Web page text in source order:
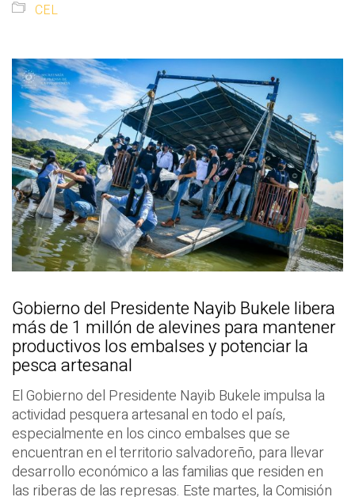
CEL
Gobierno del Presidente Nayib Bukele libera
más de 1 millón de alevines para mantener
productivos los embalses y potenciar la
pesca artesanal
El Gobierno del Presidente Nayib Bukele impulsa la
actividad pesquera artesanal en todo el país,
especialmente en los cinco embalses que se
encuentran en el territorio salvadoreño, para llevar
desarrollo económico a las familias que residen en
las riberas de las represas. Este martes, la Comisión